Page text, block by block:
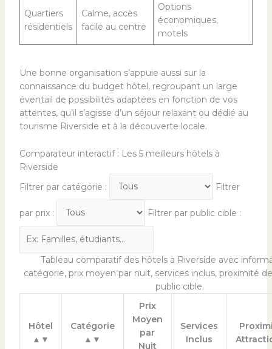
Quartiers
résidentiels
Calme, accès
facile au centre
Options
économiques,
motels
Une bonne organisation s’appuie aussi sur la
connaissance du budget hôtel, regroupant un large
éventail de possibilités adaptées en fonction de vos
attentes, qu’il s’agisse d’un séjour relaxant ou dédié au
tourisme Riverside et à la découverte locale.
Comparateur interactif : Les 5 meilleurs hôtels à
Riverside
Filtrer par catégorie :
Filtrer
par prix : Filtrer par public cible :
Tableau comparatif des hôtels à Riverside avec
catégorie, prix moyen par nuit, services inclus, proximité
public cible.
Hôtel
▲▼
Catégorie
▲▼
Prix
Moyen
par
Nuit
Services
Inclus